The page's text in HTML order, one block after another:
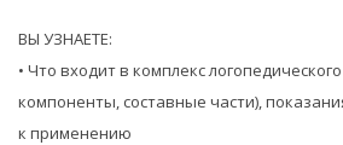
ВЫ УЗНАЕТЕ:
• Что входит в комплекс
компоненты, составные части),
к применению